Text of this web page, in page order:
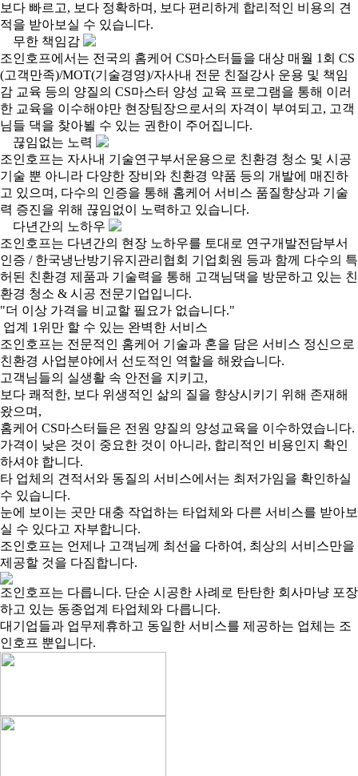
보다 빠르고, 보다 정확하며, 보다 편리하게 합리적인 비용의 견
적을 받아보실 수 있습니다.
무한 책임감
조인호프에서는 전국의 홈케어 CS마스터들을 대상 매월 1회 CS
(고객만족)/MOT(기술경영)/자사내 전문 친절강사 운용 및 책임
감 교육 등의 양질의 CS마스터 양성 교육 프로그램을 통해 이러
한 교육을 이수해야만 현장팀장으로서의 자격이 부여되고, 고객
님들 댁을 찾아뵐 수 있는 권한이 주어집니다.
끊임없는 노력
조인호프는 자사내 기술연구부서운용으로 친환경 청소 및 시공
기술 뿐 아니라 다양한 장비와 친환경 약품 등의 개발에 매진하
고 있으며, 다수의 인증을 통해 홈케어 서비스 품질향상과 기술
력 증진을 위해 끊임없이 노력하고 있습니다.
다년간의 노하우
조인호프는 다년간의 현장 노하우를 토대로 연구개발전담부서
인증 / 한국냉난방기유지관리협회 기업회원 등과 함께 다수의 특
허된 친환경 제품과 기술력을 통해 고객님댁을 방문하고 있는 친
환경 청소 & 시공 전문기업입니다.
"더 이상 가격을 비교할 필요가 없습니다."
업계 1위만 할 수 있는 완벽한 서비스
조인호프는 전문적인 홈케어 기술과 혼을 담은 서비스 정신으로
친환경 사업분야에서 선도적인 역할을 해왔습니다.
고객님들의 실생활 속 안전을 지키고,
보다 쾌적한, 보다 위생적인 삶의 질을 향상시키기 위해 존재해
왔으며,
홈케어 CS마스터들은 전원 양질의 양성교육을 이수하였습니다.
가격이 낮은 것이 중요한 것이 아니라, 합리적인 비용인지 확인
하셔야 합니다.
타 업체의 견적서와 동질의 서비스에서는 최저가임을 확인하실
수 있습니다.
눈에 보이는 곳만 대충 작업하는 타업체와 다른 서비스를 받아보
실 수 있다고 자부합니다.
조인호프는 언제나 고객님께 최선을 다하여, 최상의 서비스만을
제공할 것을 다짐합니다.
조인호프는 다릅니다. 단순 시공한 사례로 탄탄한 회사마냥 포장
하고 있는 동종업계 타업체와 다릅니다.
대기업들과 업무제휴하고 동일한 서비스를 제공하는 업체는 조
인호프 뿐입니다.